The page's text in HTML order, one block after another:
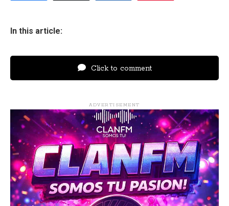
In this article:
Click to comment
ADVERTISEMENT